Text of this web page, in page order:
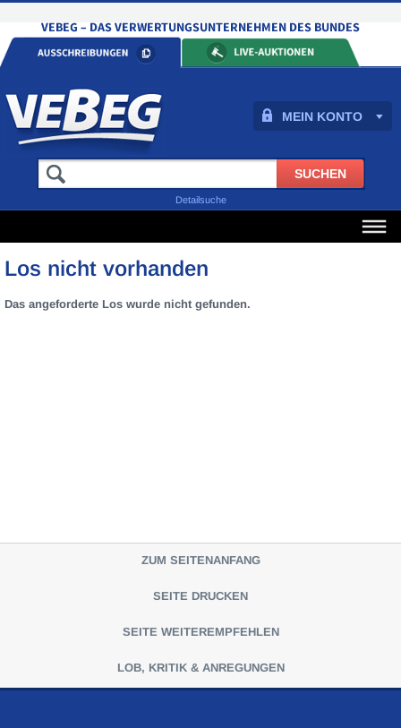
MEIN KONTO
Detailsuche
Los nicht vorhanden
Das angeforderte Los wurde nicht gefunden.
ZUM SEITENANFANG
SEITE DRUCKEN
SEITE WEITEREMPFEHLEN
LOB, KRITIK & ANREGUNGEN